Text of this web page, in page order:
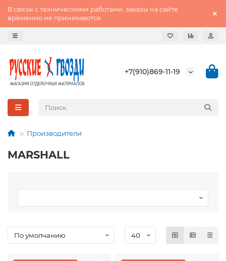
В связи с техническими работами, заказы на сайте
временно не принимаются
+7(910)869-11-19
Производители
MARSHALL